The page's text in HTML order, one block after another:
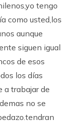
tengo
como usted,los
aunque
siguen igual
de esos
los días
a trabajar de
no se